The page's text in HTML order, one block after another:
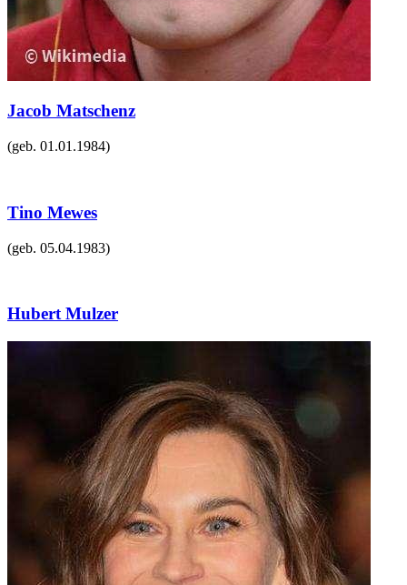
Jacob Matschenz
(geb. 01.01.1984)
Tino Mewes
(geb. 05.04.1983)
Hubert Mulzer